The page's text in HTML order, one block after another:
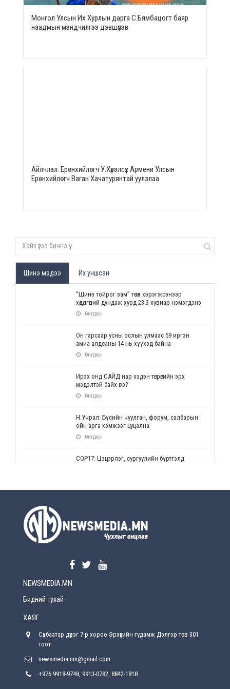
Монгол Улсын Их Хурлын дарга С.Бямбацогт баяр
наадмын мэндчилгээ дэвшүүлэв
Айлчлал: Ерөнхийлөгч У.Хүрэлсүх Армени Улсын
Ерөнхийлөгч Ваган Хачатурянтай уулзлаа
Шинэ мэдээ Их уншсан
“Шинэ тойрог зам” төсөл хэрэгжсэнээр
хөдөлгөөний дундаж хурд 23.3 хувиар нэмэгдэнэ
Өчигдөр
Он гарсаар усны ослын улмаас 59 иргэн
амиа алдсаны 14 нь хүүхэд байна
Өчигдөр
Ирэх онд САЙД нар хэдэн төгрөгийн эрх
мэдэлтэй байх вэ?
Өчигдөр
Н.Учрал: Бүсийн чуулган, форум, салбарын
ойн арга хэмжээг цуцална
Өчигдөр
СОР17: Цэцэрлэг, сургуулийн бүртгэлд
Өчигдөр
Өчигдөр
хүрсэн өгөөжөөрөө ажлаа үнэлж, хэрэгжилтээ
Улсын онцгой комисс өвөлжилтийн бэлтгэл,
NEWSMEDIA.MN
Бидний тухай
ХАЯГ
Сүхбаатар дүүрэг 7-р хороо Эрхүүгийн гудамж Дэлгэр төв 301
тоот
newsmedia.mn@gmail.com
+976 9918-9748, 9913-0782, 8842-1818